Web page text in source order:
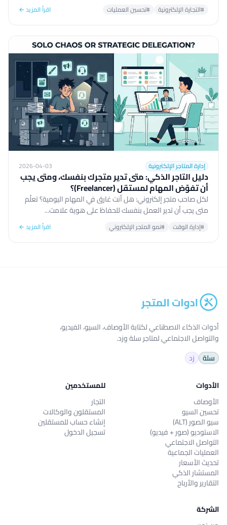
#التجارة الإلكترونية #تحسين العمليات اقرأ المزيد ←
إدارة المتاجر الإلكترونية 2026-04-03
دليل التاجر الذكي: متى تدير متجرك بنفسك، ومتى يجب
أن تفوّض المهام لمستقل (Freelancer)؟
لكل صاحب متجر إلكتروني: هل أنت غارق في المهام اليومية؟ تعلّم
متى يجب أن تدير العمل بنفسك للحفاظ على هوية علامت...
#إدارة الوقت #نمو المتجر الإلكتروني اقرأ المزيد ←
أدوات الذكاء الاصطناعي لكتابة الأوصاف، السيو، الفيديو،
والتواصل الاجتماعي لمتاجر سلة وزد.
سلة
زد
الأدوات
الأوصاف
تحسين السيو
سيو الصور (ALT)
الاستوديو (صور + فيديو)
التواصل الاجتماعي
العمليات الجماعية
تحديث الأسعار
المستشار الذكي
التقارير والأرباح
للمستخدمين
التجار
المستقلون والوكالات
إنشاء حساب للمستقلين
تسجيل الدخول
الشركة